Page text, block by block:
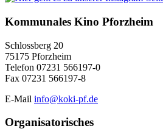
Kommunales Kino Pforzheim
Schlossberg 20
75175 Pforzheim
Telefon 07231 566197-0
Fax 07231 566197-8
E-Mail info@koki-pf.de
Organisatorisches